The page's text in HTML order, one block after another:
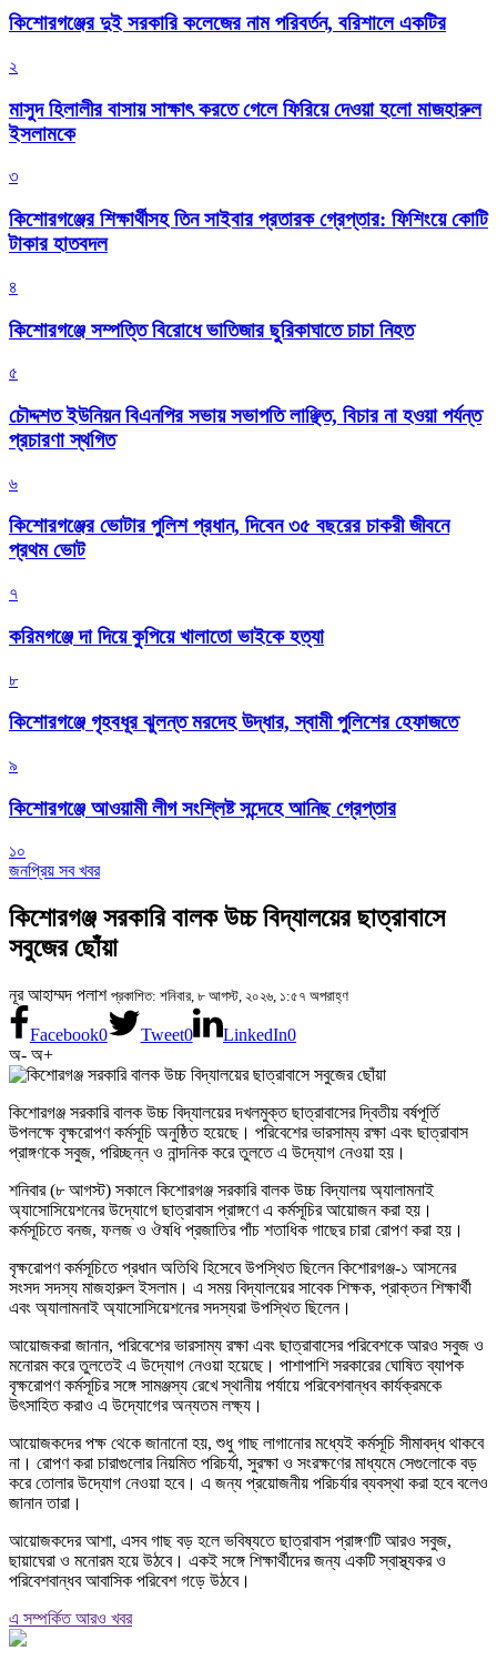
কিশোরগঞ্জের দুই সরকারি কলেজের নাম পরিবর্তন, বরিশালে একটির
২
মাসুদ হিলালীর বাসায় সাক্ষাৎ করতে গেলে ফিরিয়ে দেওয়া হলো মাজহারুল
ইসলামকে
৩
কিশোরগঞ্জের শিক্ষার্থীসহ তিন সাইবার প্রতারক গ্রেপ্তার: ফিশিংয়ে কোটি
টাকার হাতবদল
৪
কিশোরগঞ্জে সম্পত্তি বিরোধে ভাতিজার ছুরিকাঘাতে চাচা নিহত
৫
চৌদ্দশত ইউনিয়ন বিএনপির সভায় সভাপতি লাঞ্ছিত, বিচার না হওয়া পর্যন্ত
প্রচারণা স্থগিত
৬
কিশোরগঞ্জের ভোটার পুলিশ প্রধান, দিবেন ৩৫ বছরের চাকরী জীবনে
প্রথম ভোট
৭
করিমগঞ্জে দা দিয়ে কুপিয়ে খালাতো ভাইকে হত্যা
৮
কিশোরগঞ্জে গৃহবধূর ঝুলন্ত মরদেহ উদ্ধার, স্বামী পুলিশের হেফাজতে
৯
কিশোরগঞ্জে আওয়ামী লীগ সংশ্লিষ্ট সন্দেহে আনিছ গ্রেপ্তার
১০
জনপ্রিয় সব খবর
কিশোরগঞ্জ সরকারি বালক উচ্চ বিদ্যালয়ের ছাত্রাবাসে
সবুজের ছোঁয়া
নূর আহাম্মদ পলাশ প্রকাশিত: শনিবার, ৮ আগস্ট, ২০২৬, ১:৫৭ অপরাহ্ণ
Facebook0 Tweet0 LinkedIn0
অ- অ+
কিশোরগঞ্জ সরকারি বালক উচ্চ বিদ্যালয়ের দখলমুক্ত ছাত্রাবাসের দ্বিতীয় বর্ষপূর্তি
উপলক্ষে বৃক্ষরোপণ কর্মসূচি অনুষ্ঠিত হয়েছে। পরিবেশের ভারসাম্য রক্ষা এবং ছাত্রাবাস
প্রাঙ্গণকে সবুজ, পরিচ্ছন্ন ও নান্দনিক করে তুলতে এ উদ্যোগ নেওয়া হয়।
শনিবার (৮ আগস্ট) সকালে কিশোরগঞ্জ সরকারি বালক উচ্চ বিদ্যালয় অ্যালামনাই
অ্যাসোসিয়েশনের উদ্যোগে ছাত্রাবাস প্রাঙ্গণে এ কর্মসূচির আয়োজন করা হয়।
কর্মসূচিতে বনজ, ফলজ ও ঔষধি প্রজাতির পাঁচ শতাধিক গাছের চারা রোপণ করা হয়।
বৃক্ষরোপণ কর্মসূচিতে প্রধান অতিথি হিসেবে উপস্থিত ছিলেন কিশোরগঞ্জ-১ আসনের
সংসদ সদস্য মাজহারুল ইসলাম। এ সময় বিদ্যালয়ের সাবেক শিক্ষক, প্রাক্তন শিক্ষার্থী
এবং অ্যালামনাই অ্যাসোসিয়েশনের সদস্যরা উপস্থিত ছিলেন।
আয়োজকরা জানান, পরিবেশের ভারসাম্য রক্ষা এবং ছাত্রাবাসের পরিবেশকে আরও সবুজ ও
মনোরম করে তুলতেই এ উদ্যোগ নেওয়া হয়েছে। পাশাপাশি সরকারের ঘোষিত ব্যাপক
বৃক্ষরোপণ কর্মসূচির সঙ্গে সামঞ্জস্য রেখে স্থানীয় পর্যায়ে পরিবেশবান্ধব কার্যক্রমকে
উৎসাহিত করাও এ উদ্যোগের অন্যতম লক্ষ্য।
আয়োজকদের পক্ষ থেকে জানানো হয়, শুধু গাছ লাগানোর মধ্যেই কর্মসূচি সীমাবদ্ধ থাকবে
না। রোপণ করা চারাগুলোর নিয়মিত পরিচর্যা, সুরক্ষা ও সংরক্ষণের মাধ্যমে সেগুলোকে বড়
করে তোলার উদ্যোগ নেওয়া হবে। এ জন্য প্রয়োজনীয় পরিচর্যার ব্যবস্থা করা হবে বলেও
জানান তারা।
আয়োজকদের আশা, এসব গাছ বড় হলে ভবিষ্যতে ছাত্রাবাস প্রাঙ্গণটি আরও সবুজ,
ছায়াঘেরা ও মনোরম হয়ে উঠবে। একই সঙ্গে শিক্ষার্থীদের জন্য একটি স্বাস্থ্যকর ও
পরিবেশবান্ধব আবাসিক পরিবেশ গড়ে উঠবে।
এ সম্পর্কিত আরও খবর